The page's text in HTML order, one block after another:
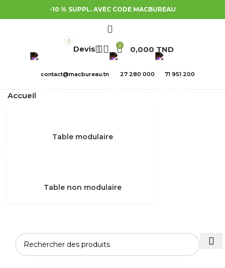
-10 % SUPPL. AVEC CODE MACBUREAU
0
0 0,000 TND
contact@macbureau.tn 27 280 000 71 951 200
Accueil
Table modulaire
Table non modulaire